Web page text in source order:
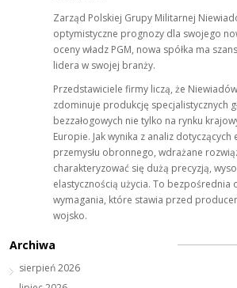
Zarząd Polskiej Grupy Militarnej
optymistyczne prognozy dla swojego
oceny władz PGM, nowa spółka ma
lidera w swojej branży.
Przedstawiciele firmy liczą, że
zdominuje produkcję specjalistycznych
bezzałogowych nie tylko na rynku
Europie. Jak wynika z analiz
przemysłu obronnego, wdrażane
charakteryzować się dużą precyzją,
elastycznością użycia. To
wymagania, które stawia przed
wojsko.
Archiwa
sierpień 2026